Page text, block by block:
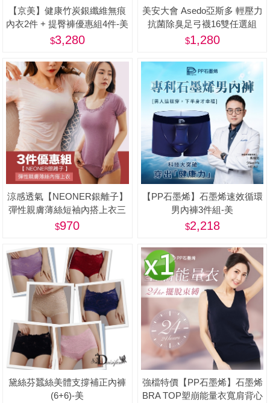
【京美】健康竹炭銀纖維無痕
內衣2件 + 提臀褲優惠組4件-美
3,280
美安大會 Asedo亞斯多 輕壓力
抗菌除臭足弓襪16雙任選組
(男女適用、One size)-美
1,280
涼感透氣【NEONER銀離子】
彈性親膚薄絲短袖內搭上衣三
件特惠組-美
970
【PP石墨烯】石墨烯速效循環
男內褲3件組-美
2,218
黛絲芬蠶絲美體支撐補正內褲
(6+6)-美
強檔特價【PP石墨烯】石墨烯
BRA TOP塑崩能量衣寬肩背心